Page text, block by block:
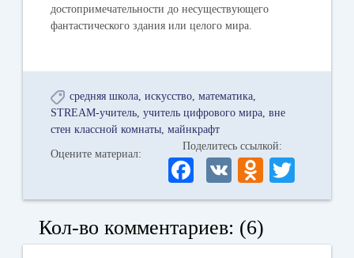
достопримечательности до несуществующего
фантастического здания или целого мира.
средняя школа искусство математика
STREAM-учитель учитель цифрового мира вне
стен классной комнаты майнкрафт
Оцените материал:
Поделитесь ссылкой:
Fa
ce
bo
ok
V
K
O
dn
la
wi
r
Кол-во комментариев: (6)